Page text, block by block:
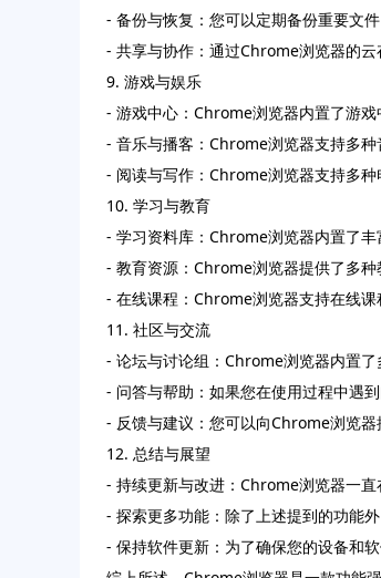
- 备份与恢复：您可以定期备份重要文
- 共享与协作：通过Chrome浏览器的云
9. 游戏与娱乐
- 游戏中心：Chrome浏览器内置了游戏
- 音乐与播客：Chrome浏览器支持多种
- 阅读与写作：Chrome浏览器支持多种
10. 学习与教育
- 学习资料库：Chrome浏览器内置了丰
- 教育资源：Chrome浏览器提供了多种
- 在线课程：Chrome浏览器支持在线课
11. 社区与交流
- 论坛与讨论组：Chrome浏览器内置了
- 问答与帮助：如果您在使用过程中遇
- 反馈与建议：您可以向Chrome浏览器
12. 总结与展望
- 持续更新与改进：Chrome浏览器一
- 探索更多功能：除了上述提到的功能
- 保持软件更新：为了确保您的设备和